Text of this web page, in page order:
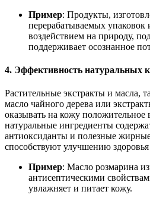
Пример: Продукты,
перерабатываемых
воздействием на природу,
поддерживает осознанное
4. Эффективность натуральных
Растительные экстракты и масла,
масло чайного дерева или
оказывать на кожу положительное
натуральные ингредиенты
антиоксиданты и полезные
способствуют улучшению
Пример: Масло розмарина
антисептическими
увлажняет и питает кожу.